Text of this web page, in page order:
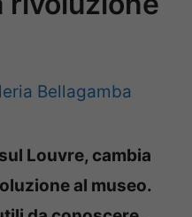
Bellagamba
Louvre, cambia
al museo.